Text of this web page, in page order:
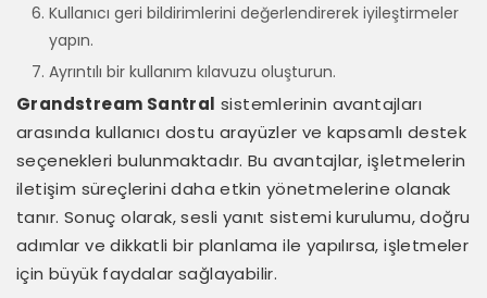
Kullanıcı geri bildirimlerini değerlendirerek iyileştirmeler
yapın.
Ayrıntılı bir kullanım kılavuzu oluşturun.
Grandstream Santral sistemlerinin avantajları
arasında kullanıcı dostu arayüzler ve kapsamlı destek
seçenekleri bulunmaktadır. Bu avantajlar, işletmelerin
iletişim süreçlerini daha etkin yönetmelerine olanak
tanır. Sonuç olarak, sesli yanıt sistemi kurulumu, doğru
adımlar ve dikkatli bir planlama ile yapılırsa, işletmeler
için büyük faydalar sağlayabilir.